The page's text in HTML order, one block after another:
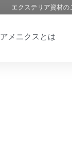
エクステリア資材の
アメニクスとは